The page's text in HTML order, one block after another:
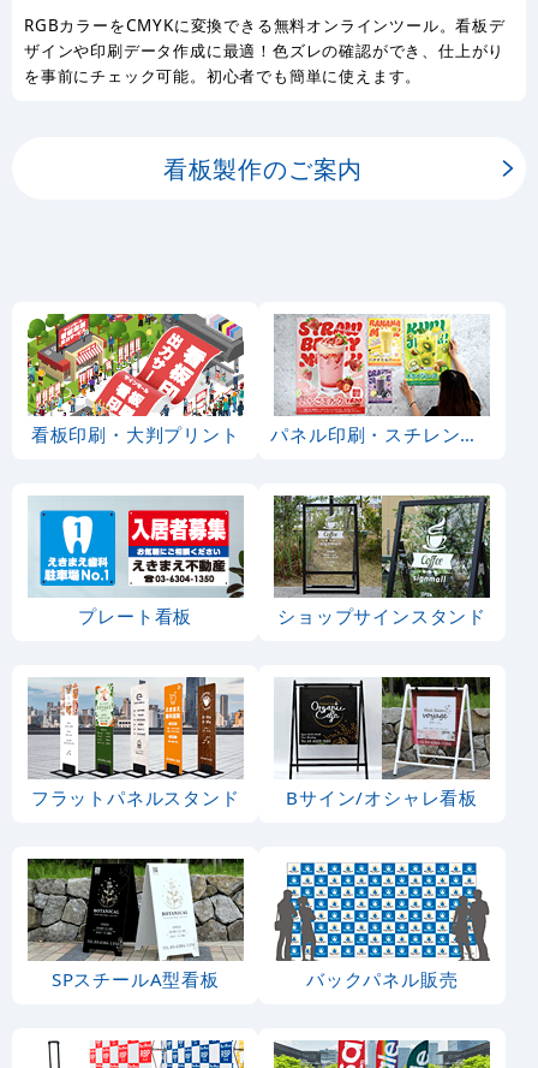
RGBカラーをCMYKに変換できる無料オンラインツール。看板デ
ザインや印刷データ作成に最適！色ズレの確認ができ、仕上がり
を事前にチェック可能。初心者でも簡単に使えます。
看板製作のご案内
看板印刷・大判プリント パネル印刷・スチレンボード
プレート看板 ショップサインスタンド
フラットパネルスタンド Bサイン/オシャレ看板
SPスチールA型看板 バックパネル販売